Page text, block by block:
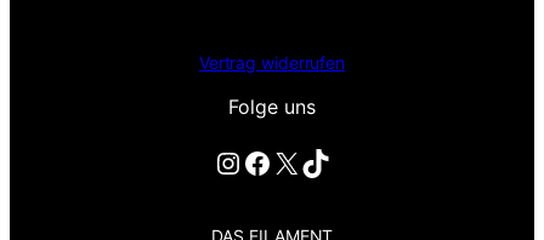
Vertrag widerrufen
Folge uns
Instagram Facebook X TikTok
DAS FILAMENT